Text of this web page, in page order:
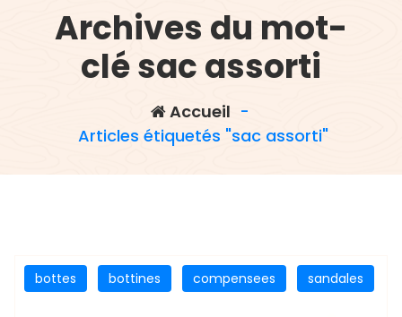
Archives du mot-
clé sac assorti
Accueil -
Articles étiquetés "sac assorti"
bottes bottines compensees sandales